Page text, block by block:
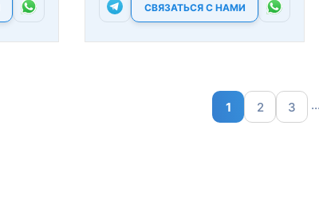
СВЯЗАТЬСЯ С НАМИ
1 2 3 ...